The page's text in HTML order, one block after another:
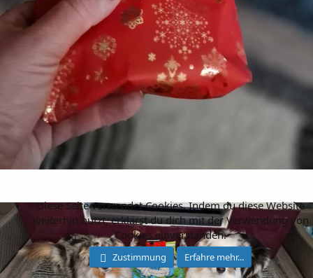
Diese Seite verwendet Cookies. Indem du diese Website
weiterhin nutzt, erklärst du dich mit der Verwendung von
Cookies einverstanden.
Zustimmung Erfahre mehr...